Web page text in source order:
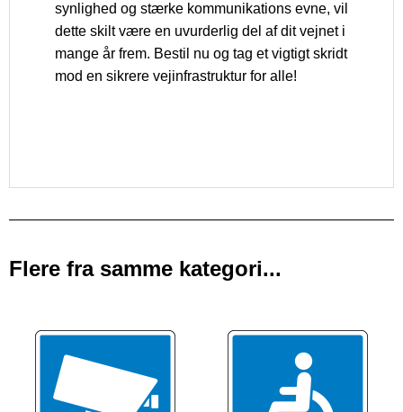
synlighed og stærke kommunikations evne, vil
dette skilt være en uvurderlig del af dit vejnet i
mange år frem. Bestil nu og tag et vigtigt skridt
mod en sikrere vejinfrastruktur for alle!
Flere fra samme kategori...